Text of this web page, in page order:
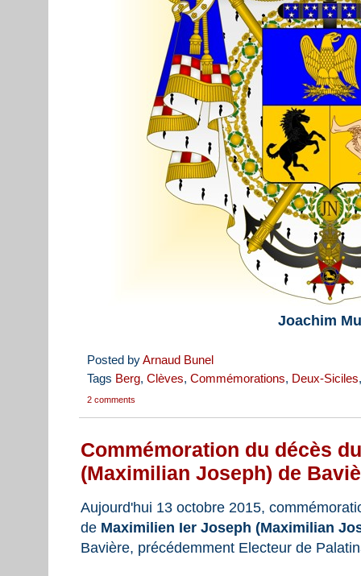
Joachim
Posted byArnaud Bunel
Tags Berg, Clèves, Commémorations, Deux-Siciles
2 comments
Commémoration du décès
(Maximilian Joseph) de
Aujourd'hui 13 octobre 2015,
de Maximilien Ier Joseph (Maximilian
Bavière, précédemment Electeur de